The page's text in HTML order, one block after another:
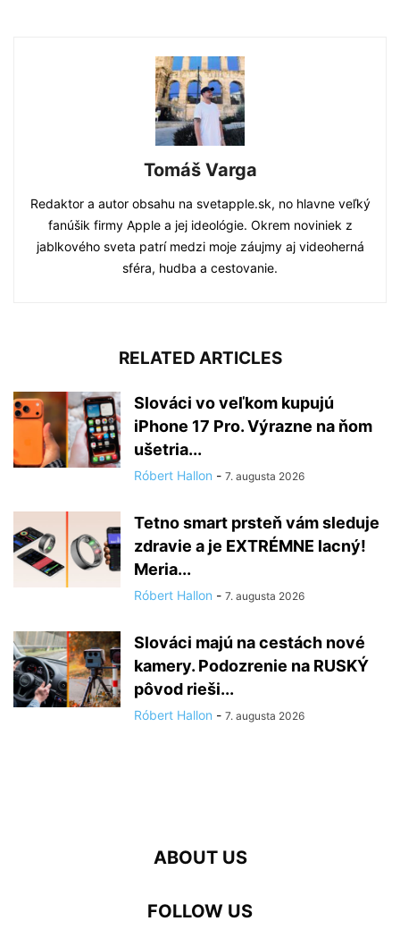
Tomáš Varga
Redaktor a autor obsahu na svetapple.sk, no hlavne veľký
fanúšik firmy Apple a jej ideológie. Okrem noviniek z
jablkového sveta patrí medzi moje záujmy aj videoherná
sféra, hudba a cestovanie.
RELATED ARTICLES
Slováci vo veľkom kupujú
iPhone 17 Pro. Výrazne na ňom
ušetria...
Róbert Hallon - 7. augusta 2026
Tetno smart prsteň vám sleduje
zdravie a je EXTRÉMNE lacný!
Meria...
Róbert Hallon - 7. augusta 2026
Slováci majú na cestách nové
kamery. Podozrenie na RUSKÝ
pôvod rieši...
Róbert Hallon - 7. augusta 2026
ABOUT US
FOLLOW US